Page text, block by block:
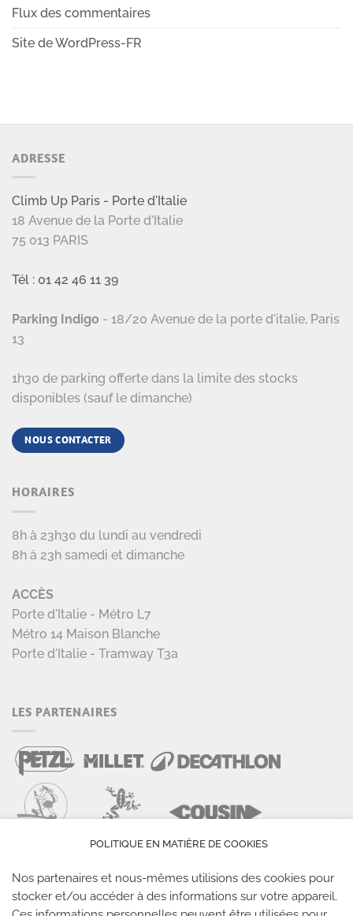
Flux des commentaires
Site de WordPress-FR
ADRESSE
Climb Up Paris - Porte d'Italie
18 Avenue de la Porte d'Italie
75 013 PARIS
Tél : 01 42 46 11 39
Parking Indigo - 18/20 Avenue de la porte d'italie, Paris
13
1h30 de parking offerte dans la limite des stocks
disponibles (sauf le dimanche)
NOUS CONTACTER
HORAIRES
8h à 23h30 du lundi au vendredi
8h à 23h samedi et dimanche
ACCÈS
Porte d'Italie - Métro L7
Métro 14 Maison Blanche
Porte d'Italie - Tramway T3a
LES PARTENAIRES
POLITIQUE EN MATIÈRE DE COOKIES
Nos partenaires et nous-mêmes utilisions des cookies pour
stocker et/ou accéder à des informations sur votre appareil.